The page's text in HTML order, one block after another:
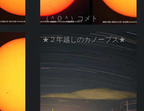
（＾０＾）コメト
★２年越しのカノープス★